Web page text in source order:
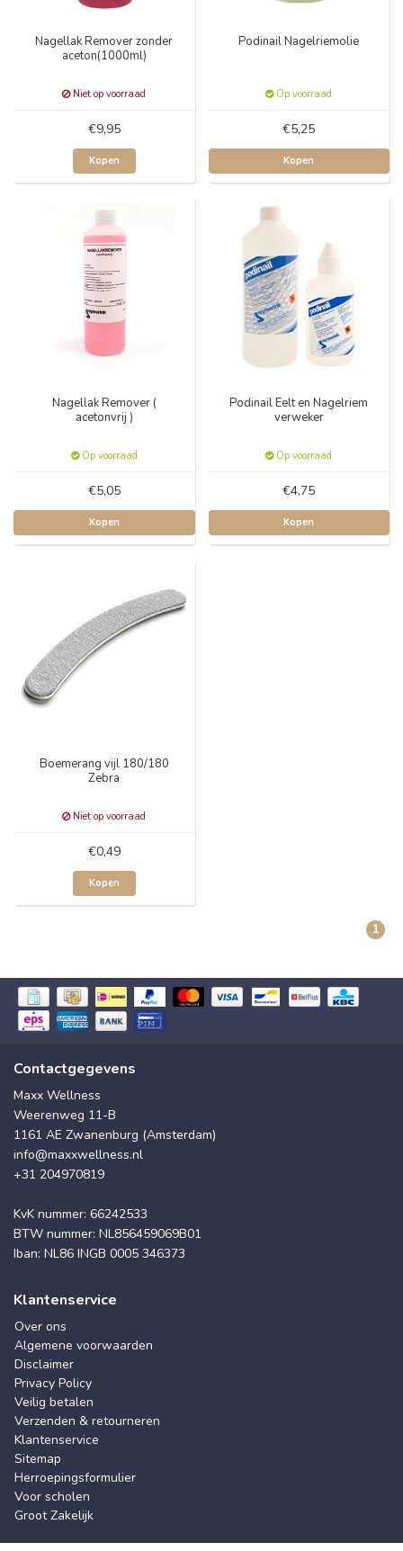
Nagellak Remover zonder
aceton(1000ml)
Niet op voorraad
€9,95
Kopen
Podinail Nagelriemolie
Op voorraad
€5,25
Kopen
Nagellak Remover (
acetonvrij )
Op voorraad
€5,05
Kopen
Podinail Eelt en Nagelriem
verweker
Op voorraad
€4,75
Kopen
Boemerang vijl 180/180
Zebra
Niet op voorraad
€0,49
Kopen
1
Contactgegevens
Maxx Wellness
Weerenweg 11-B
1161 AE Zwanenburg (Amsterdam)
info@maxxwellness.nl
+31 204970819
KvK nummer: 66242533
BTW nummer: NL856459069B01
Iban: NL86 INGB 0005 346373
Klantenservice
Over ons
Algemene voorwaarden
Disclaimer
Privacy Policy
Veilig betalen
Verzenden & retourneren
Klantenservice
Sitemap
Herroepingsformulier
Voor scholen
Groot Zakelijk